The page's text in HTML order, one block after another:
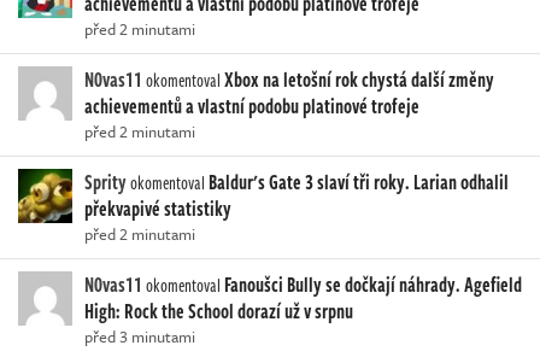
před 2 minutami
N0vas11 okomentovalXbox na letošní rok chystá další změny
achievementů a vlastní podobu platinové trofeje
před 2 minutami
Sprityokomentoval Baldur's Gate 3 slaví tři roky. Larian odhalil
překvapivé statistiky
před 2 minutami
N0vas11 okomentoval Fanoušci Bully se dočkají náhrady. Agefield
High: Rock the School dorazí už v srpnu
před 3 minutami